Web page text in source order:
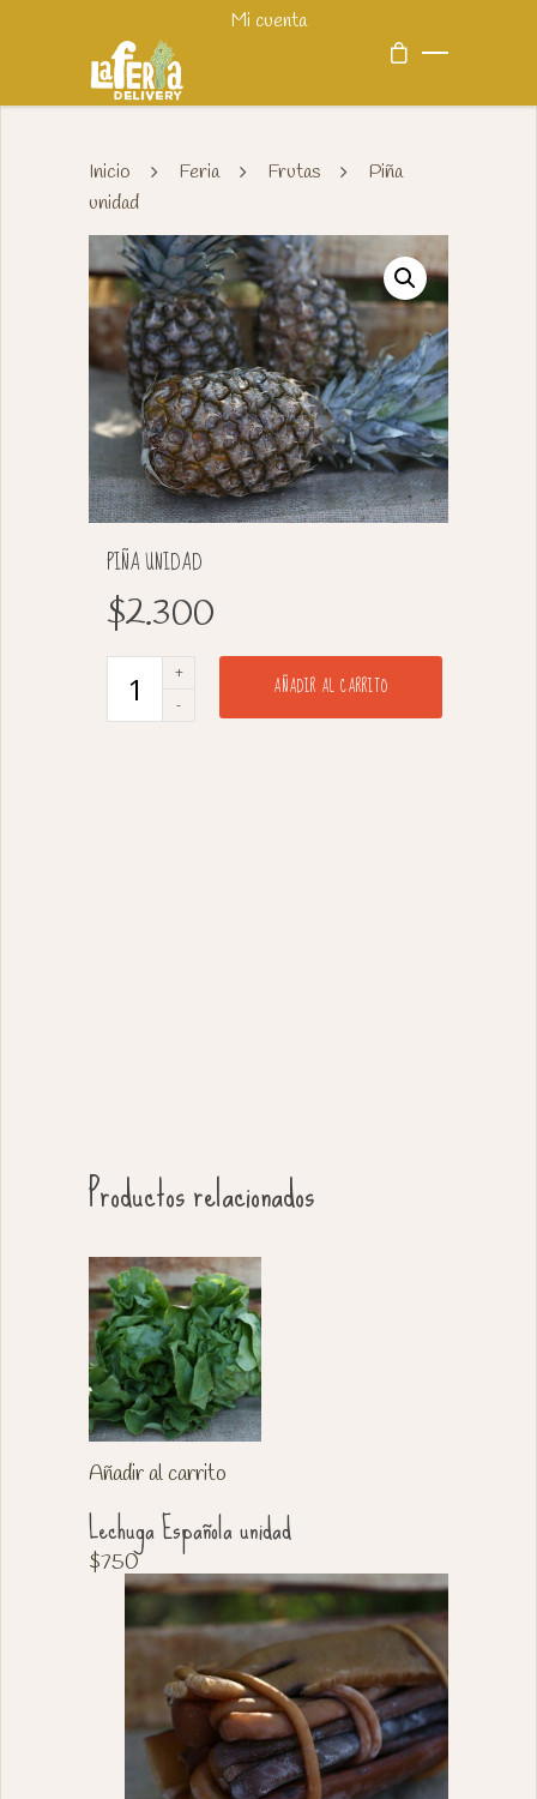
Mi cuenta
Inicio Feria Frutas
Piña
unidad
PIÑA UNIDAD
$2.300
AÑADIR AL CARRITO
Productos relacionados
Añadir al carrito
Lechuga Española unidad
$750